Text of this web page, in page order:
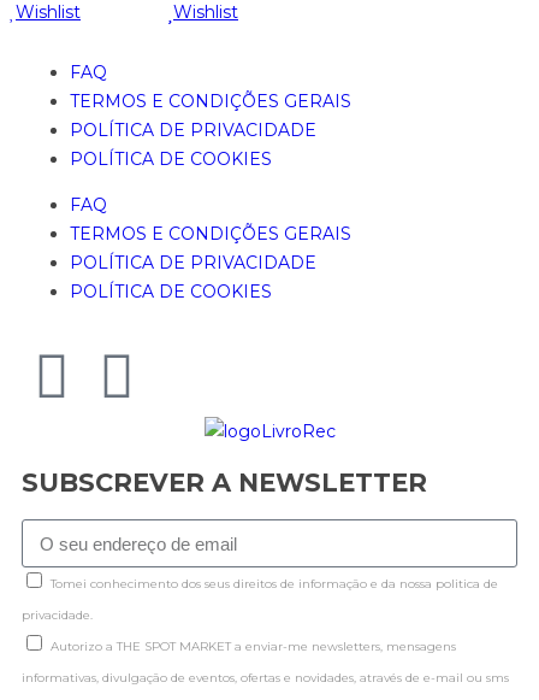
Wishlist
Wishlist
FAQ
TERMOS E CONDIÇÕES GERAIS
POLÍTICA DE PRIVACIDADE
POLÍTICA DE COOKIES
FAQ
TERMOS E CONDIÇÕES GERAIS
POLÍTICA DE PRIVACIDADE
POLÍTICA DE COOKIES
SUBSCREVER A NEWSLETTER
Tomei conhecimento dos seus direitos de informação e da nossa politica de
privacidade.
Autorizo a THE SPOT MARKET a enviar-me newsletters, mensagens
informativas, divulgação de eventos, ofertas e novidades, através de e-mail ou sms